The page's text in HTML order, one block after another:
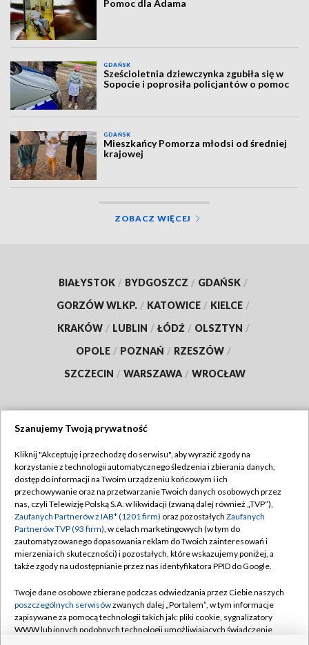
Pomoc dla Adama
GDAŃSK
Sześcioletnia dziewczynka zgubiła się w
Sopocie i poprosiła policjantów o pomoc
GDAŃSK
Mieszkańcy Pomorza młodsi od średniej
krajowej
ZOBACZ WIĘCEJ
BIAŁYSTOK / BYDGOSZCZ / GDAŃSK /
GORZÓW WLKP. / KATOWICE / KIELCE /
KRAKÓW / LUBLIN / ŁÓDŹ / OLSZTYN /
OPOLE / POZNAŃ / RZESZÓW /
SZCZECIN / WARSZAWA / WROCŁAW
TVP
Abonament TVP
Emisja w TVP
Centrum informacji TVP
Naziemna Telewizja Cyfrowa
Rada Programowa
System NOS
Regulamin TVP
Polityka prywatności
Moje zgody
Pomoc
Kontakt
Szanujemy Twoją prywatność
Kliknij "Akceptuję i przechodzę do serwisu", aby wyrazić zgody na
korzystanie z technologii automatycznego śledzenia i zbierania danych,
dostęp do informacji na Twoim urządzeniu końcowym i ich
przechowywanie oraz na przetwarzanie Twoich danych osobowych przez
nas, czyli Telewizję Polską S.A. w likwidacji (zwaną dalej również „TVP”),
Zaufanych Partnerów z IAB* (1201 firm) oraz pozostałych Zaufanych
Partnerów TVP (93 firm), w celach marketingowych (w tym do
zautomatyzowanego dopasowania reklam do Twoich zainteresowań i
mierzenia ich skuteczności) i pozostałych, które wskazujemy poniżej, a
także zgody na udostępnianie przez nas identyfikatora PPID do Google.
Twoje dane osobowe zbierane podczas odwiedzania przez Ciebie naszych
poszczególnych serwisówzwanych dalej „Portalem”, w tym informacje
zapisywane za pomocą technologii takich jak: pliki cookie, sygnalizatory
WWW lub innych podobnych technologii umożliwiających świadczenie